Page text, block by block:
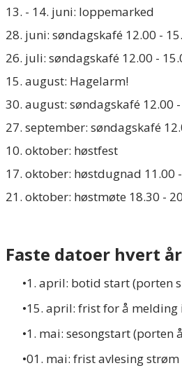
13. - 14. juni: loppemarked
28. juni: søndagskafé 12.00 -
​26. juli: søndagskafé 12.00 -
15. august: Hagelarm!
30. august: søndagskafé 12.00
27. september: søndagskafé
10. oktober: høstfest
17. oktober: høstdugnad 11.00
21. oktober: høstmøte 18.30 -
Faste datoer hvert
​1. april: botid start (porten
15. april: frist for å melding
1. mai: sesongstart (porten
01. mai: frist avlesing strøm